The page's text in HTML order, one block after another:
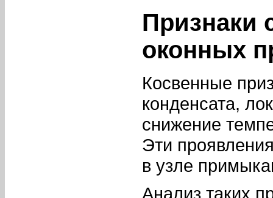
Признаки
оконных
Косвенные
конденсата,
снижение
Эти
в узле
Анализ таких